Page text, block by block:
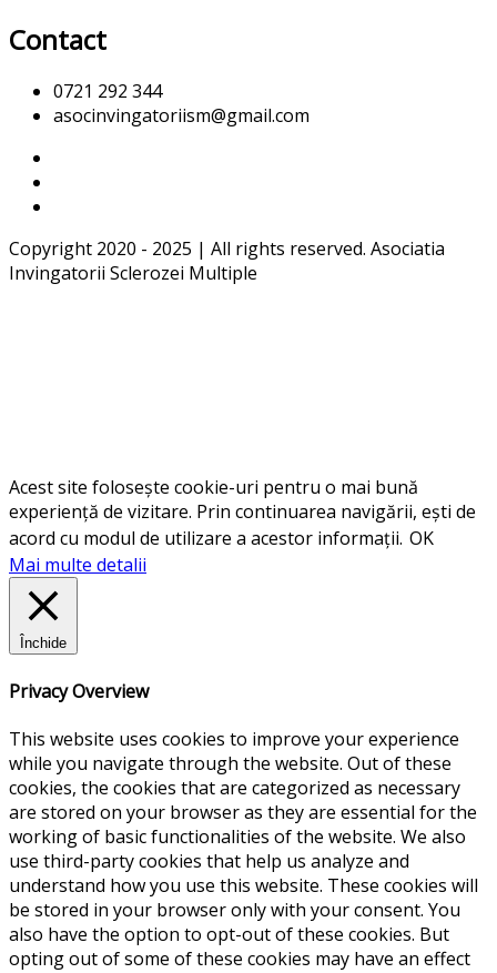
Contact
0721 292 344
asocinvingatoriism@gmail.com
Copyright 2020 - 2025 | All rights reserved. Asociatia
Invingatorii Sclerozei Multiple
Acest site folosește cookie-uri pentru o mai bună
experiență de vizitare. Prin continuarea navigării, ești de
acord cu modul de utilizare a acestor informații. OK
Mai multe detalii
Închide
Privacy Overview
This website uses cookies to improve your experience
while you navigate through the website. Out of these
cookies, the cookies that are categorized as necessary
are stored on your browser as they are essential for the
working of basic functionalities of the website. We also
use third-party cookies that help us analyze and
understand how you use this website. These cookies will
be stored in your browser only with your consent. You
also have the option to opt-out of these cookies. But
opting out of some of these cookies may have an effect